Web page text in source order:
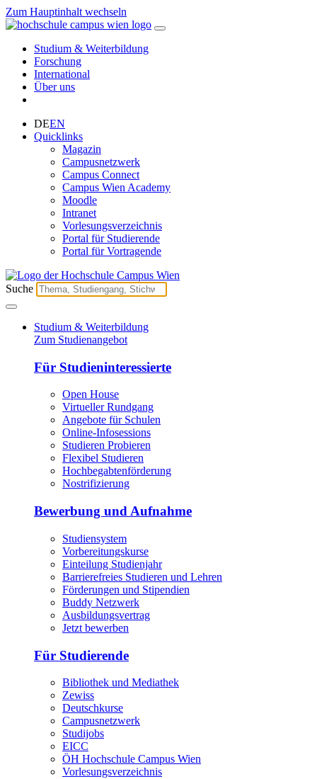
Zum Hauptinhalt wechseln
Studium & Weiterbildung
Forschung
International
Über uns
DEEN
Quicklinks
Magazin
Campusnetzwerk
Campus Connect
Campus Wien Academy
Moodle
Intranet
Vorlesungsverzeichnis
Portal für Studierende
Portal für Vortragende
Suche
Studium & Weiterbildung
Zum Studienangebot
Für Studieninteressierte
Open House
Virtueller Rundgang
Angebote für Schulen
Online-Infosessions
Studieren Probieren
Flexibel Studieren
Hochbegabtenförderung
Nostrifizierung
Bewerbung und Aufnahme
Studiensystem
Vorbereitungskurse
Einteilung Studienjahr
Barrierefreies Studieren und Lehren
Förderungen und Stipendien
Buddy Netzwerk
Ausbildungsvertrag
Jetzt bewerben
Für Studierende
Bibliothek und Mediathek
Zewiss
Deutschkurse
Campusnetzwerk
Studijobs
EICC
ÖH Hochschule Campus Wien
Vorlesungsverzeichnis